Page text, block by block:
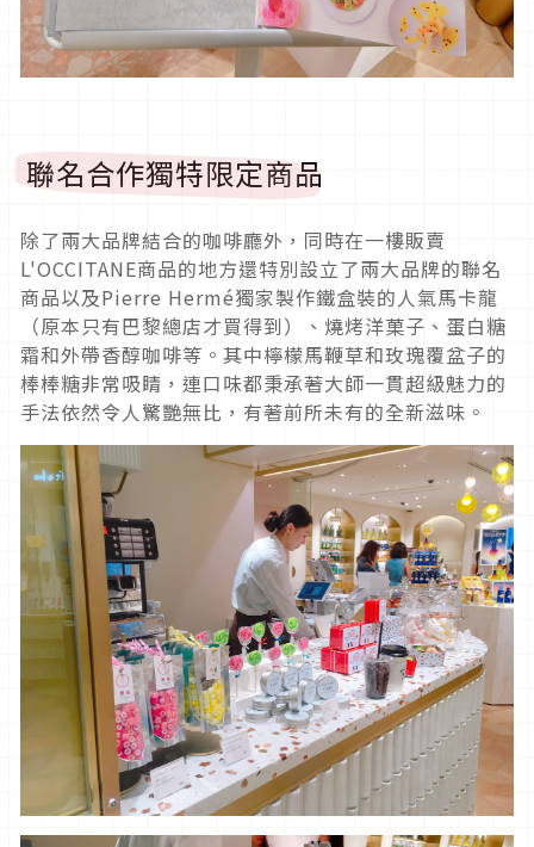
聯名合作獨特限定商品
除了兩大品牌結合的咖啡廳外，同時在一樓販賣
L'OCCITANE商品的地方還特別設立了兩大品牌的聯名
商品以及Pierre Hermé獨家製作鐵盒裝的人氣馬卡龍
（原本只有巴黎總店才買得到）、燒烤洋菓子、蛋白糖
霜和外帶香醇咖啡等。其中檸檬馬鞭草和玫瑰覆盆子的
棒棒糖非常吸睛，連口味都秉承著大師一貫超級魅力的
手法依然令人驚艷無比，有著前所未有的全新滋味。